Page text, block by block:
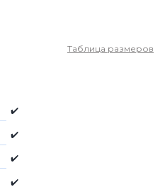
Таблица размеров
✔️
✔️
✔️
✔️